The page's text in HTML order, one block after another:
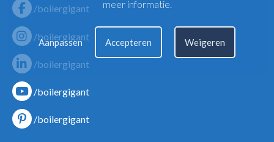
/boilergigant
/boilergigant
/boilergigant
/boilergigant
/boilergigant
meer informatie.
Aanpassen Accepteren Weigeren